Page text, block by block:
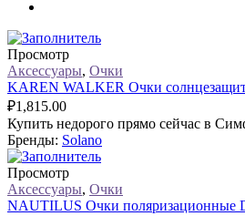
Просмотр
Аксессуары, Очки
KAREN WALKER Очки
₽1,815.00
Купить недорого прямо сейчас в
Бренды: Solano
Просмотр
Аксессуары, Очки
NAUTILUS Очки поляризационные